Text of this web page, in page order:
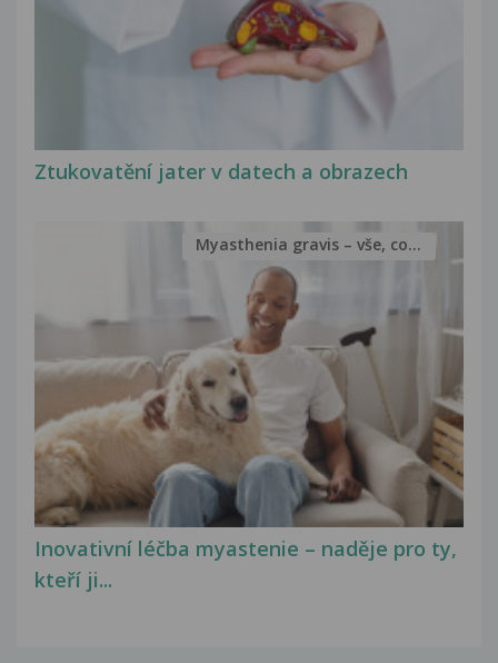
Ztukovatění jater v datech a obrazech
Inovativní léčba myastenie – naděje pro ty,
kteří ji...
Myasthenia gravis – vše, co...